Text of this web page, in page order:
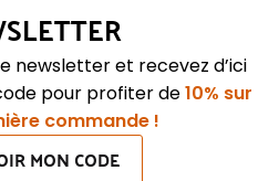
newsletter et recevez d’ici
pour profiter de10% sur
commande !
MON CODE